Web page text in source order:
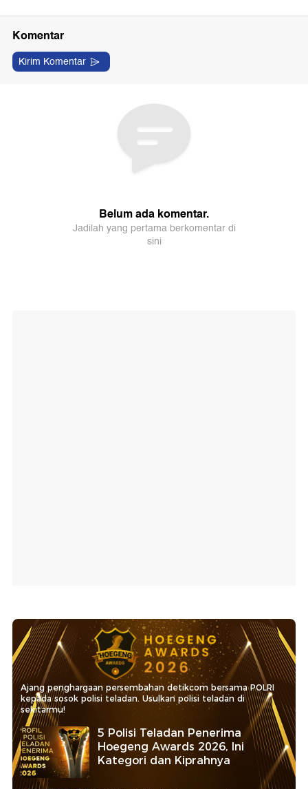
Ajang penghargaan persembahan detikcom bersama POLRI
kepada sosok polisi teladan. Usulkan polisi teladan di
sekitarmu!
5 Polisi Teladan Penerima
Hoegeng Awards 2026, Ini
Kategori dan Kiprahnya